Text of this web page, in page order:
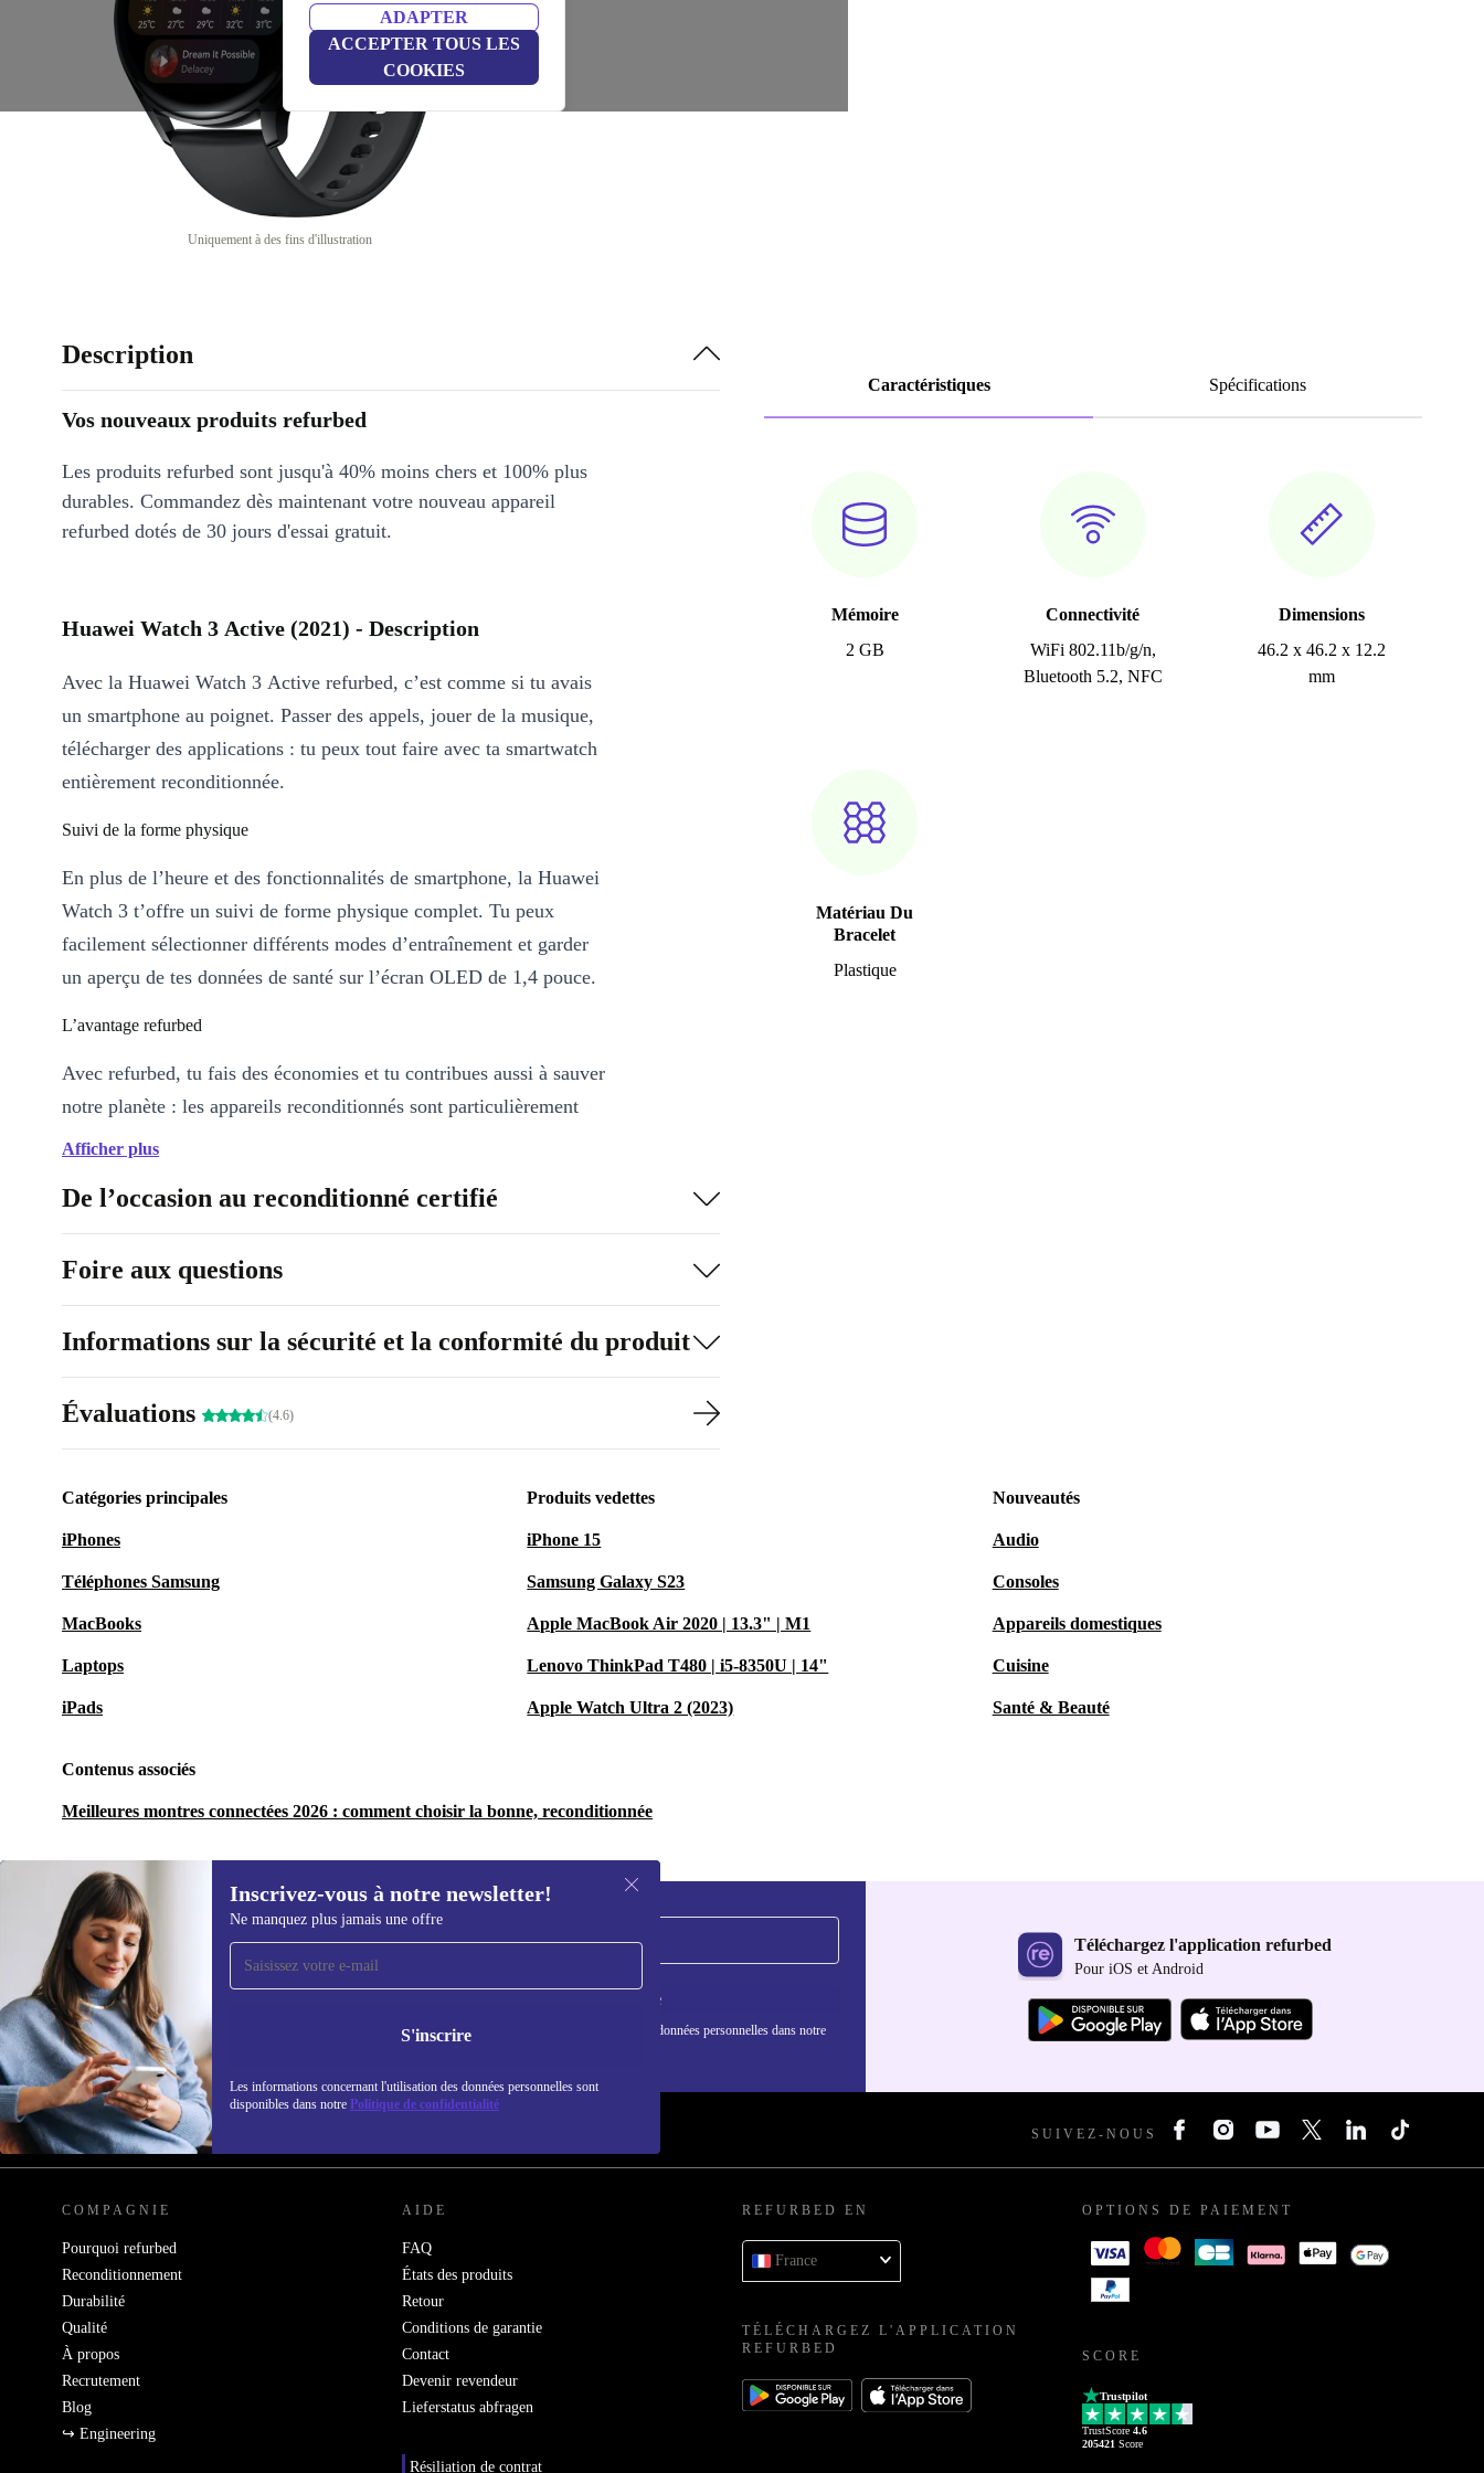
ADAPTER
ACCEPTER TOUS LES
COOKIES
Uniquement à des fins d'illustration
Caractéristiques Spécifications
Mémoire
2 GB
Connectivité
WiFi 802.11b/g/n,
Bluetooth 5.2, NFC
Dimensions
46.2 x 46.2 x 12.2
mm
Matériau Du
Bracelet
Plastique
Description
Vos nouveaux produits refurbed
Les produits refurbed sont jusqu'à 40% moins chers et 100% plus
durables. Commandez dès maintenant votre nouveau appareil
refurbed dotés de 30 jours d'essai gratuit.
Huawei Watch 3 Active (2021) - Description
Avec la Huawei Watch 3 Active refurbed, c’est comme si tu avais
un smartphone au poignet. Passer des appels, jouer de la musique,
télécharger des applications : tu peux tout faire avec ta smartwatch
entièrement reconditionnée.
Suivi de la forme physique
En plus de l’heure et des fonctionnalités de smartphone, la Huawei
Watch 3 t’offre un suivi de forme physique complet. Tu peux
facilement sélectionner différents modes d’entraînement et garder
un aperçu de tes données de santé sur l’écran OLED de 1,4 pouce.
L’avantage refurbed
Avec refurbed, tu fais des économies et tu contribues aussi à sauver
notre planète : les appareils reconditionnés sont particulièrement
écologiques étant donné qu’ils permettent de réduire les émissions
La Huawei Watch 3 Active refurbed, comme tous nos autres
appareils, est en excellent état et fonctionne parfaitement bien. Pour
gratuite de 30 jours et au moins un an de garantie.
Afficher plus
De l’occasion au reconditionné certifié
Foire aux questions
Informations sur la sécurité et la conformité du produit
Évaluations (4.6)
Catégories principales
iPhones
Téléphones Samsung
MacBooks
Laptops
iPads
Produits vedettes
iPhone 15
Samsung Galaxy S23
Apple MacBook Air 2020 | 13.3" | M1
Lenovo ThinkPad T480 | i5-8350U | 14"
Apple Watch Ultra 2 (2023)
Nouveautés
Audio
Consoles
Appareils domestiques
Cuisine
Santé & Beauté
Contenus associés
Meilleures montres connectées 2026 : comment choisir la bonne, reconditionnée
Inscrivez-vous à notre newsletter!
Ne manquez plus jamais une offre
S'inscrire
Les informations concernant l'utilisation des données personnelles sont
disponibles dans notre Politique de confidentialité
Recevoir offres et infos de
refurbed par mail
Ne manquez plus aucune offre.
S'inscrire
Retrouvez les informations sur l'utilisation des données personnelles dans notre
Téléchargez l'application refurbed
Pour iOS et Android
REFURBED FRANCE - RETHINK NEW. SUIVEZ-NOUS
COMPAGNIE
Pourquoi refurbed
Reconditionnement
Durabilité
Qualité
À propos
Recrutement
Blog
↪ Engineering
AIDE
FAQ
États des produits
Retour
Conditions de garantie
Contact
Devenir revendeur
Lieferstatus abfragen
Résiliation de contrat
REFURBED EN
France
TÉLÉCHARGEZ L'APPLICATION
REFURBED
OPTIONS DE PAIEMENT
SCORE
Trustpilot
TrustScore 4.6
205421 Score